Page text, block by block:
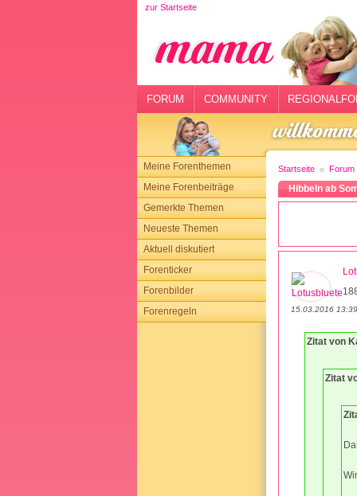
zur Startseite
FORUM COMMUNITY
Meine Forenthemen
Meine Forenbeiträge
Gemerkte Themen
Neueste Themen
Aktuell diskutiert
Forenticker
Forenbilder
Forenregeln
Startseite Forum
Hibbeln ab
15.03.2016 13:39
Zitat von
Zitat